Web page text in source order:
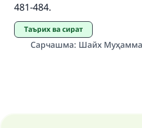
481-484.
Таърих ва сират
Сарчашма: Шайх